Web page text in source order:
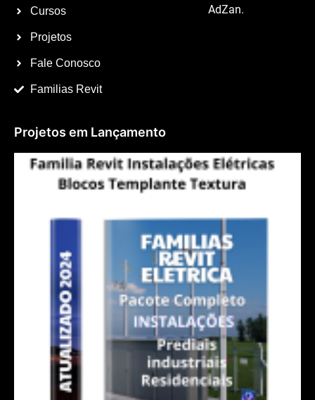
Cursos
Projetos
Fale Conosco
Familias Revit
AdZan.
Projetos em Lançamento